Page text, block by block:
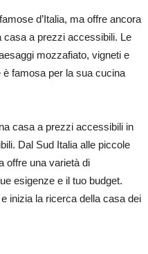
d’Italia, ma offre ancora
casa a prezzi accessibili. Le
mozzafiato, vigneti e
è famosa per la sua cucina
casa a prezzi accessibili in
Dal Sud Italia alle piccole
offre una varietà di
esigenze e il tuo budget.
inizia la ricerca della casa dei